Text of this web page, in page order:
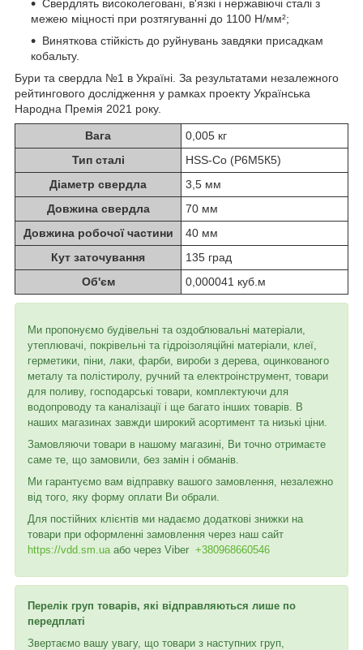
Свердлять високолеговані, в'язкі і нержавіючі сталі з
межею міцності при розтягуванні до 1100 Н/мм²;
Виняткова стійкість до руйнувань завдяки присадкам
кобальту.
Бури та свердла №1 в Україні. За результатами незалежного
рейтингового дослідження у рамках проекту Українська
Народна Премія 2021 року.
Вага
0,005 кг
Тип сталі
HSS-Co (Р6М5К5)
Діаметр свердла
3,5 мм
Довжина свердла
70 мм
Довжина робочої частини
40 мм
Кут заточування
135 град
Об'єм
0,000041 куб.м
Ми пропонуємо будівельні та оздоблювальні матеріали,
утеплювачі, покрівельні та гідроізоляційні матеріали, клеї,
герметики, піни, лаки, фарби, вироби з дерева, оцинкованого
металу та полістиролу, ручний та електроінструмент, товари
для поливу, господарські товари, комплектуючи для
водопроводу та каналізації і ще багато інших товарів. В
наших магазинах завжди широкий асортимент та низькі ціни.
Замовляючи товари в нашому магазині, Ви точно отримаєте
саме те, що замовили, без замін і обманів.
Ми гарантуємо вам відправку вашого замовлення, незалежно
від того, яку форму оплати Ви обрали.
Для постійних клієнтів ми надаємо додаткові знижки на
товари при оформленні замовлення через наш сайт
https://vdd.sm.ua або через Viber +380968660546
Перелік груп товарів, які відправляються лише по
передплаті
Звертаємо вашу увагу, що товари з наступних груп,